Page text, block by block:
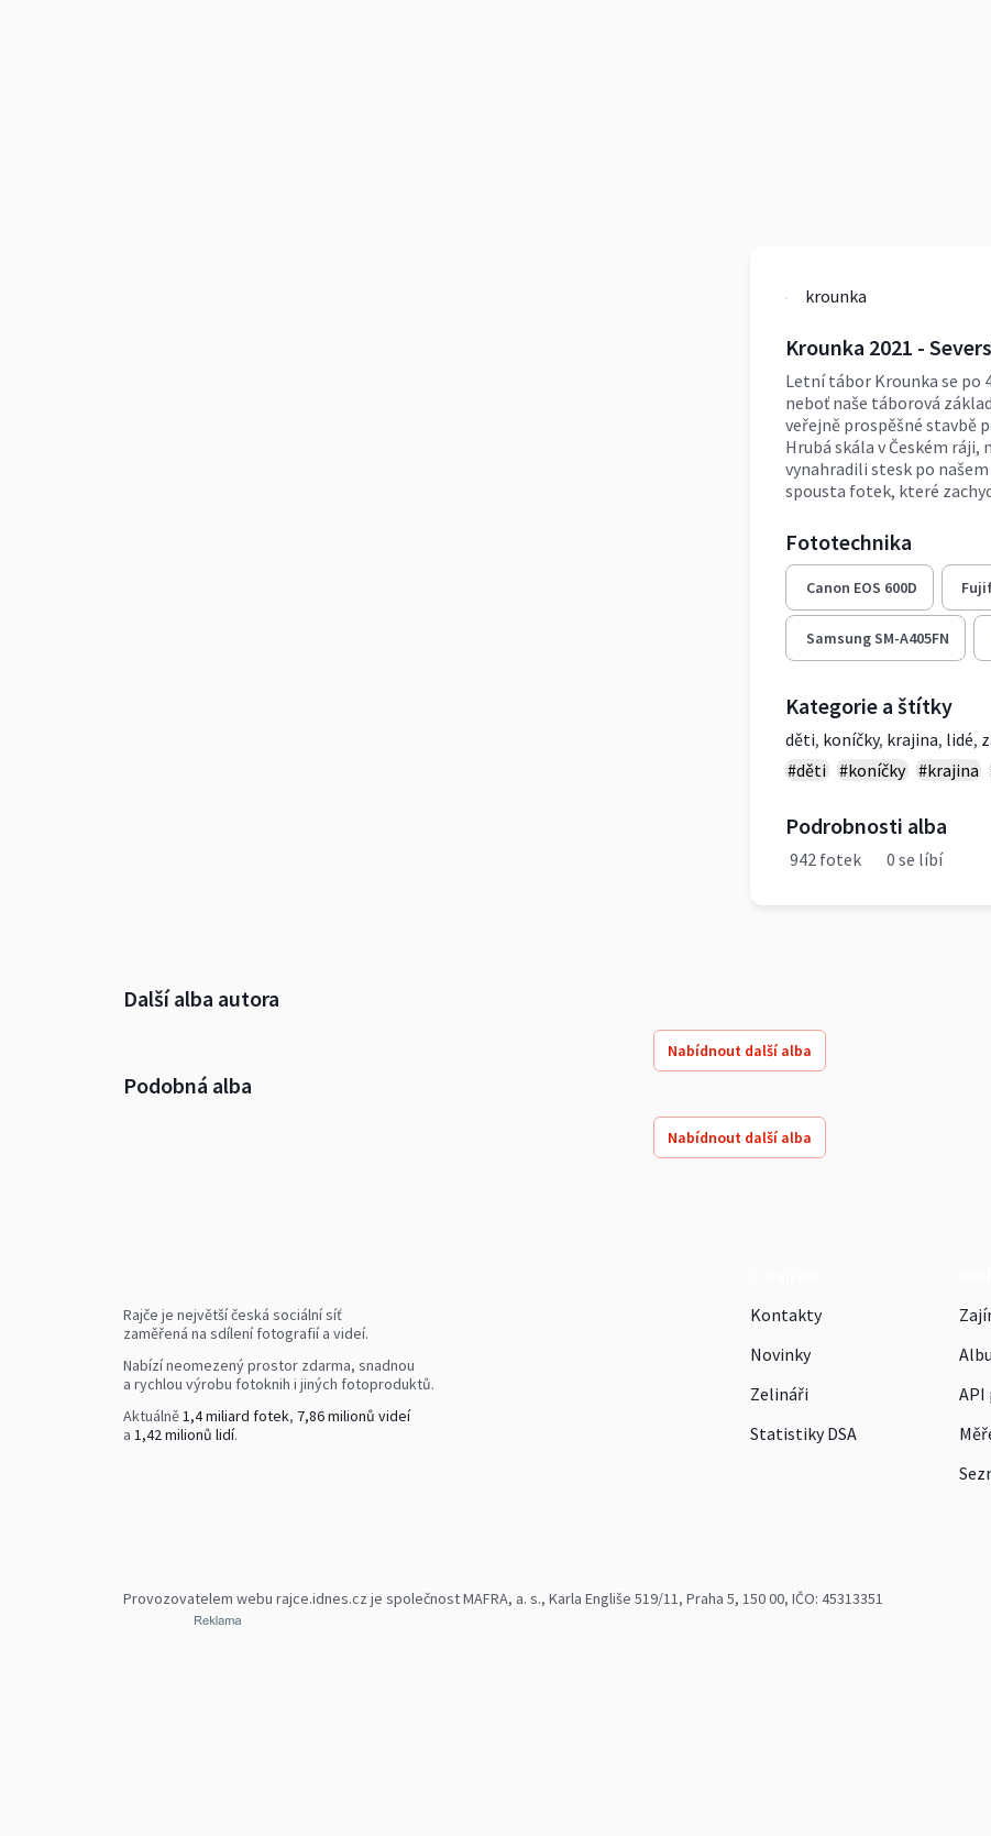
krounka
Krounka 2021 -
Letní tábor Krounka se po
neboť naše táborová
veřejně prospěšné stavbě
Hrubá skála v Českém
vynahradili stesk po
spousta fotek, které
Fototechnika
Canon EOS 600D
Samsung SM-A405FN
Kategorie a štítky
děti, koníčky, krajina, lidé,
#děti
#koníčky #krajina
Podrobnosti alba
942 fotek 0 se líbí
Další alba autora
Nabídnout další alba
Podobná alba
Nabídnout další alba
Rajče je největší česká sociální síť
zaměřená na sdílení fotografií a videí.
Nabízí neomezený prostor zdarma, snadnou
a rychlou výrobu fotoknih i jiných fotoproduktů.
Aktuálně1,4 miliard fotek, 7,86 milionů videí
a 1,42 milionů lidí.
Kontakty
Novinky
Zelináři
Statistiky DSA
API
Provozovatelem webu rajce.idnes.cz je společnost MAFRA, a. s., Karla Engliše 519/11, Praha 5, 150 00, IČO: 45313351